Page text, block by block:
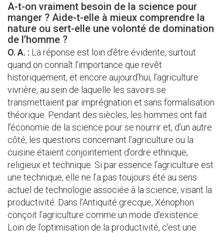
A-t-on vraiment besoin de la science pour
manger ? Aide-t-elle à mieux comprendre la
nature ou sert-elle une volonté de domination
de l’homme ?
O. A. : La réponse est loin d’être évidente, surtout
quand on connaît l’importance que revêt
historiquement, et encore aujourd’hui, l’agriculture
vivrière, au sein de laquelle les savoirs se
transmettaient par imprégnation et sans formalisation
théorique. Pendant des siècles, les hommes ont fait
l’économie de la science pour se nourrir et, d’un autre
côté, les questions concernant l’agriculture ou la
cuisine étaient conjointement d’ordre ethnique,
religieux et technique. Si par essence l’agriculture est
une technique, elle ne l’a pas toujours été au sens
actuel de technologie associée à la science, visant la
productivité. Dans l’Antiquité grecque, Xénophon
conçoit l’agriculture comme un mode d’existence.
Loin de l’optimisation de la productivité, c’est une